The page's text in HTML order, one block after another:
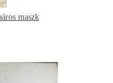
maszk